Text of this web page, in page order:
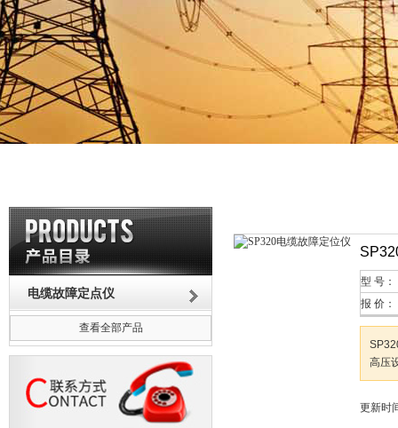
电缆故障定点仪
查看全部产品
型 号：
报 价：
高压
更新时